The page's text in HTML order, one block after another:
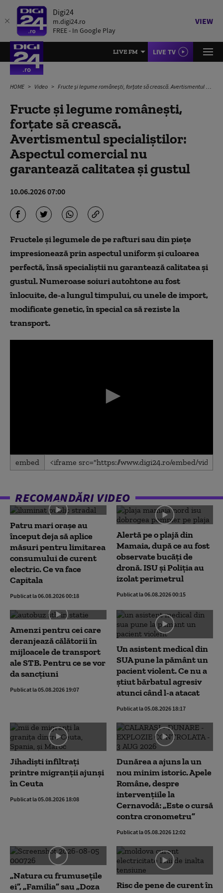
Digi24
m.digi24.ro
FREE - In Google Play
VIEW
LIVE FM LIVE TV
HOME Video Fructe și legume românești, forțate să crească. Avertismentul specialiștilor: Aspectul comercial nu garantează calitatea și gustul
Fructe și legume românești,
forțate să crească.
Avertismentul specialiștilor:
Aspectul comercial nu
garantează calitatea și gustul
10.06.2026 07:00
Fructele și legumele de pe rafturi sau din piețe
impresionează prin aspectul uniform și culoarea
perfectă, însă specialiștii nu garantează calitatea și
gustul. Numeroase soiuri autohtone au fost
înlocuite, de-a lungul timpului, cu unele de import,
modificate genetic, în special ca să reziste la
transport.
0
seconds
embed
RECOMANDĂRI VIDEO
Patru mari orașe au
început deja să aplice
măsuri pentru limitarea
consumului de curent
electric. Ce va face
Capitala
Publicat la 06.08.2026 00:18
Alertă pe o plajă din
Mamaia, după ce au fost
observate bucăți de
dronă. ISU și Poliția au
izolat perimetrul
Publicat la 06.08.2026 00:15
Amenzi pentru cei care
deranjează călătorii în
mijloacele de transport
ale STB. Pentru ce se vor
da sancțiuni
Publicat la 05.08.2026 19:07
Un asistent medical din
SUA pune la pământ un
pacient violent. Ce nu a
știut bărbatul agresiv
atunci când l-a atacat
Publicat la 05.08.2026 18:17
Jihadiști infiltrați
printre migranții ajunși
în Ceuta
Publicat la 05.08.2026 18:08
Dunărea a ajuns la un
nou minim istoric. Apele
Române, despre
intervențiile la
Cernavodă: „Este o cursă
contra cronometru”
Publicat la 05.08.2026 12:02
„Natura cu frumusețile
ei”, „Familia” sau „Doza
Risc de pene de curent în